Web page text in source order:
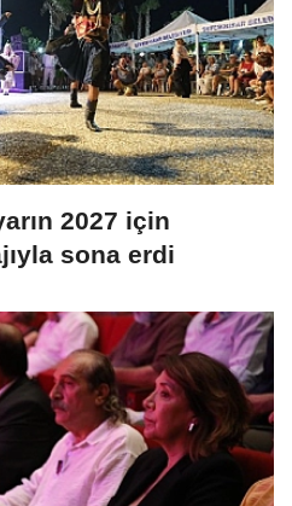
2027 için
sona erdi